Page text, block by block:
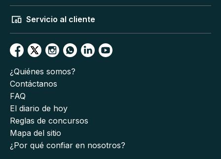
Servicio al cliente
¿Quiénes somos?
Contáctanos
FAQ
El diario de hoy
Reglas de concursos
Mapa del sitio
¿Por qué confiar en nosotros?